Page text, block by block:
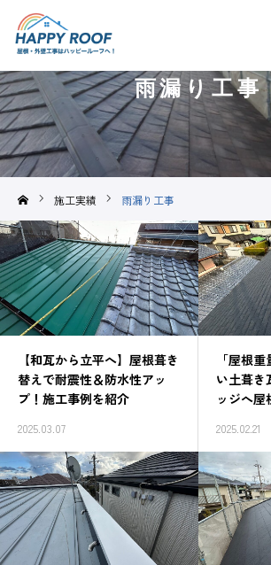
雨漏り工事
施工実績 雨漏り工事
【和瓦から立平へ】屋根葺き
替えで耐震性＆防水性アッ
プ！施工事例を紹介
2025.03.07
「屋根
い土葺き
ッジへ屋
2025.02.21
ご挨拶・会社概要
事業内容
施工実績
求人情報
よくある質問
お知らせ&スタッフブログ